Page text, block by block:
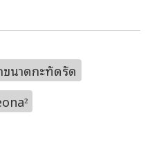
ขนาดกะทัดรัด